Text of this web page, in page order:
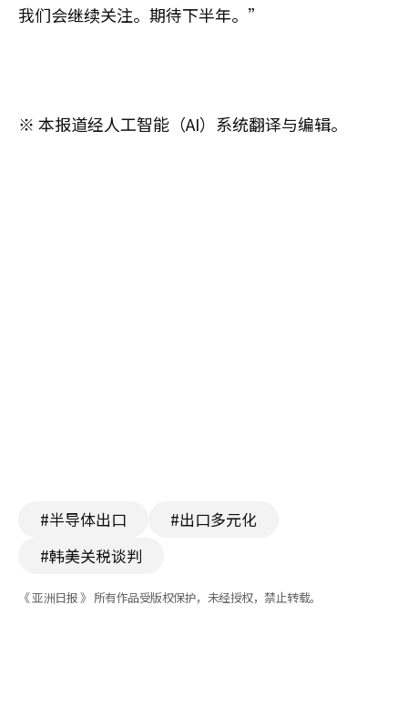
我们会继续关注。期待下半年。”
※ 本报道经人工智能（AI）系统翻译与编辑。
#半导体出口
#出口多元化
#韩美关税谈判
《 亚洲日报 》 所有作品受版权保护，未经授权，禁止转载。